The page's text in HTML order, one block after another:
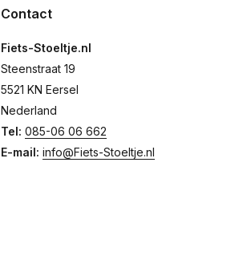
Contact
Fiets-Stoeltje.nl
Steenstraat 19
5521 KN Eersel
Nederland
Tel: 085-06 06 662
E-mail: info@Fiets-Stoeltje.nl